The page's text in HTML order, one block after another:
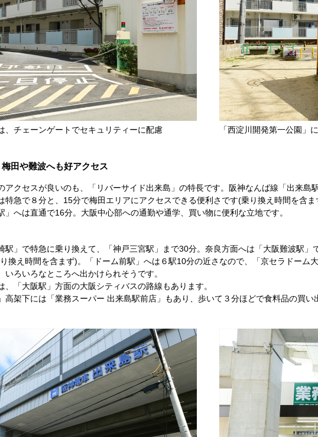
、チェーンゲートでセキュリティーに配慮 「西淀川開発第一公園」
田や難波へも好アクセス
アクセスが良いのも、「リバーサイド出来島」の特長です。阪神なんば線「出来島
特急で８分と、15分で梅田エリアにアクセスできる便利さです(乗り換え時間を含ま
」へは直通で16分。大阪中心部への通勤や通学、買い物に便利な立地です。
駅」で特急に乗り換えて、「神戸三宮駅」まで30分。奈良方面へは「大阪難波駅
換え時間を含まず)。「ドーム前駅」へは６駅10分の近さなので、「京セラドーム
いろいろなところへ出かけられそうです。
、「大阪駅」方面の大阪シティバスの路線もあります。
高架下には「業務スーパー 出来島駅前店」もあり、歩いて３分ほどで食料品の買い